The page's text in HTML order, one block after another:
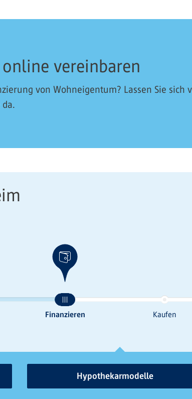
vereinbaren
von Wohneigentum? Lassen Sie sich
Hypothekarmodelle